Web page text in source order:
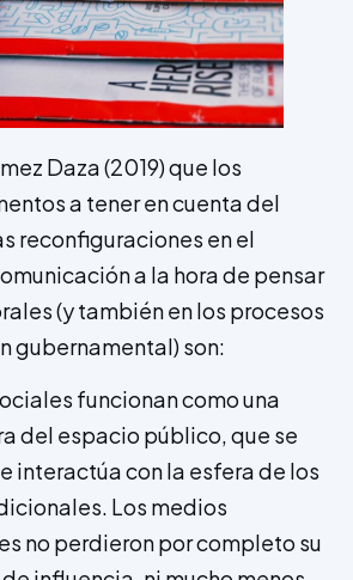
Daza (2019) que los
a tener en cuenta del
reconfiguraciones en el
a la hora de pensar
(y también en los procesos
gubernamental) son:
funcionan como una
del espacio público, que se
interactúa con la esfera de los
Los medios
no perdieron por completo su